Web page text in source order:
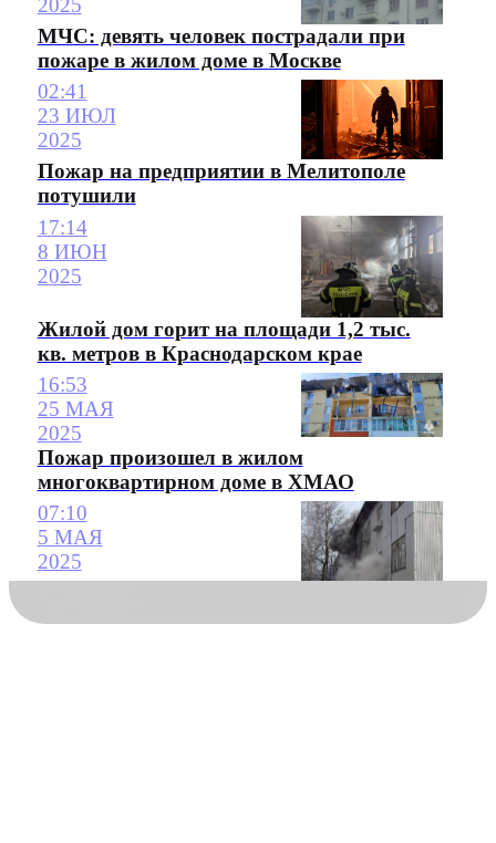
2025
МЧС: девять человек пострадали при
пожаре в жилом доме в Москве
02:41
23 ИЮЛ
2025
Пожар на предприятии в Мелитополе
потушили
17:14
8 ИЮН
2025
Жилой дом горит на площади 1,2 тыс.
кв. метров в Краснодарском крае
16:53
25 МАЯ
2025
Пожар произошел в жилом
многоквартирном доме в ХМАО
07:10
5 МАЯ
2025